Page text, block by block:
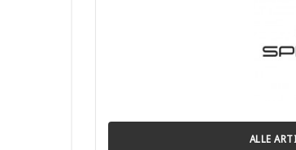
• Prüfen Sie das Kajak vor jeder
• Nutzen Sie das Kajak nicht bei
• Das Produkt ist nicht für Wildwasser
• Lesen Sie vor der Nutzung die
ALLE